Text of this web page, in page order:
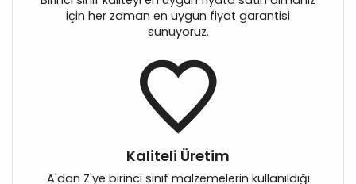
için her zaman en uygun fiyat garantisi
sunuyoruz.
Kaliteli Üretim
A'dan Z'ye birinci sınıf malzemelerin kullanıldığı